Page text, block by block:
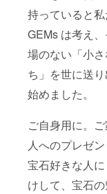
持っていると
GEMs は考え
場のない「小
ち」を世に送
始めました。
ご自身用に。
人へのプレゼン
宝石好きな人
けして、宝石